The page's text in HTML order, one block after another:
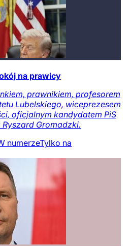
na prawicy
prawnikiem, profesorem
Lubelskiego, wiceprezesem
oficjalnym kandydatem PiS
Gromadzki.
numerzeTylko na